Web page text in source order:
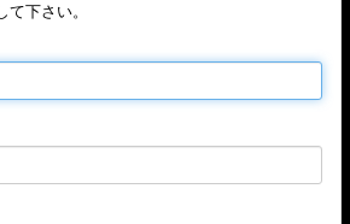
下さい。